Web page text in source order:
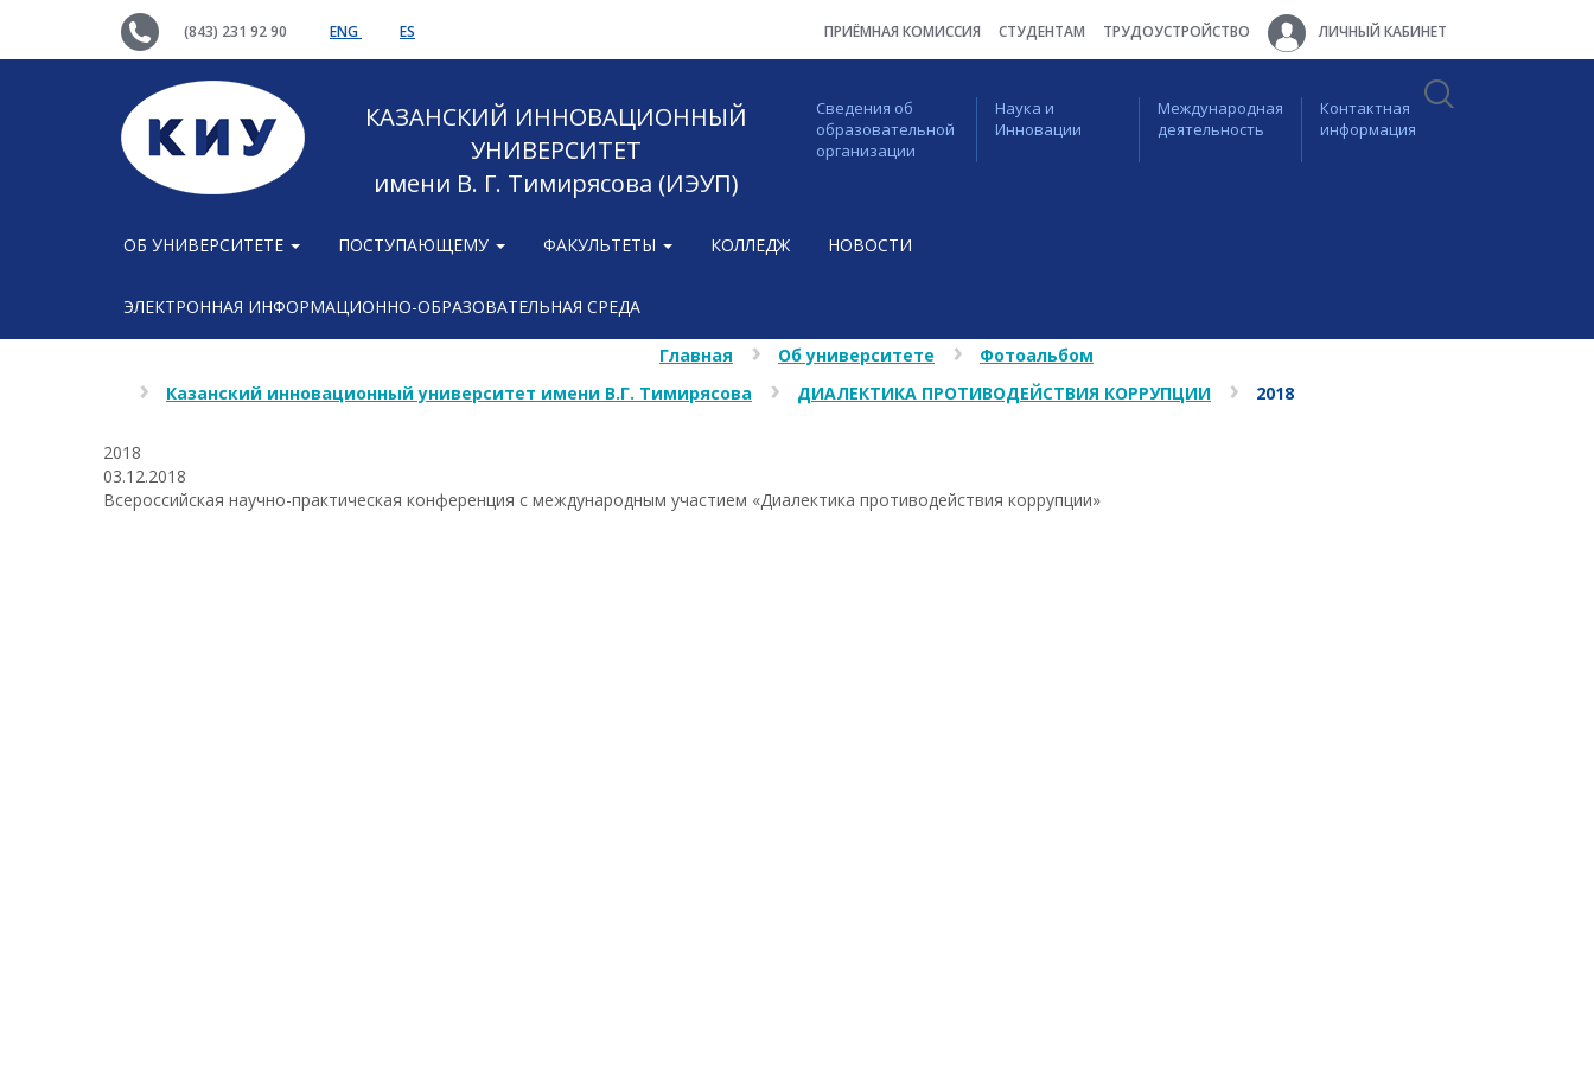
(843) 231 92 90 ENG ES ПРИЁМНАЯ КОМИССИЯ СТУДЕНТАМ ТРУДОУСТРОЙСТВО ЛИЧНЫЙ КАБИНЕТ
КАЗАНСКИЙ ИННОВАЦИОННЫЙ
УНИВЕРСИТЕТ
имени В. Г. Тимирясова (ИЭУП)
Сведения об
образовательной
организации
Наука и
Инновации
Международная
деятельность
Контактная
информация
ОБ УНИВЕРСИТЕТЕ ПОСТУПАЮЩЕМУ ФАКУЛЬТЕТЫ КОЛЛЕДЖ НОВОСТИ
ЭЛЕКТРОННАЯ ИНФОРМАЦИОННО-ОБРАЗОВАТЕЛЬНАЯ СРЕДА
Главная Об университете
Фотоальбом
Казанский инновационный университет имени В.Г. Тимирясова
ДИАЛЕКТИКА ПРОТИВОДЕЙСТВИЯ КОРРУПЦИИ 2018
2018
03.12.2018
Всероссийская научно-практическая конференция с международным участием «Диалектика противодействия коррупции»